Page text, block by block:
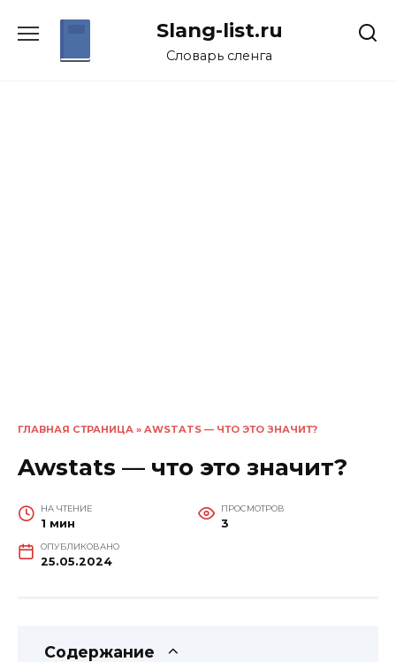
Slang-list.ru
Словарь сленга
ГЛАВНАЯ СТРАНИЦА » AWSTATS — ЧТО ЭТО ЗНАЧИТ?
Awstats — что это значит?
НА ЧТЕНИЕ
1 мин
ПРОСМОТРОВ
3
ОПУБЛИКОВАНО
25.05.2024
Содержание